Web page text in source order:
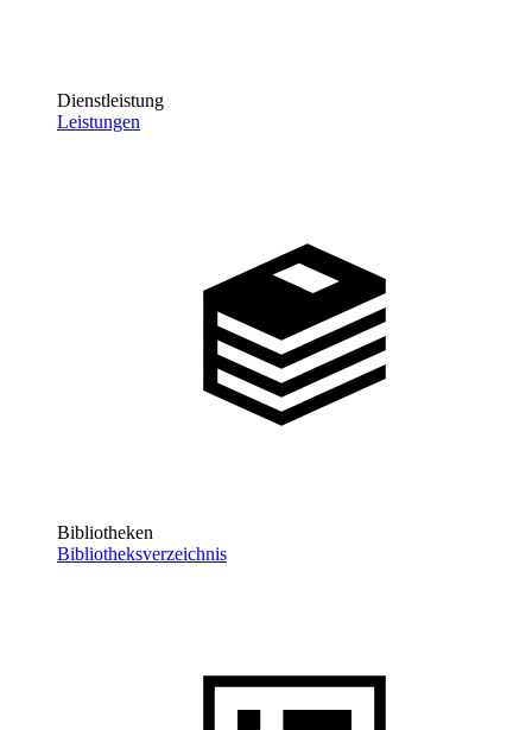
Dienstleistung
Leistungen
Bibliotheken
Bibliotheksverzeichnis